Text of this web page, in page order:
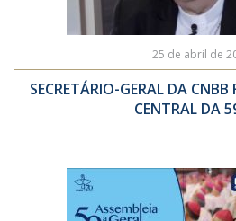
25 de abril de
SECRETÁRIO-GERAL DA
CENTRAL DA